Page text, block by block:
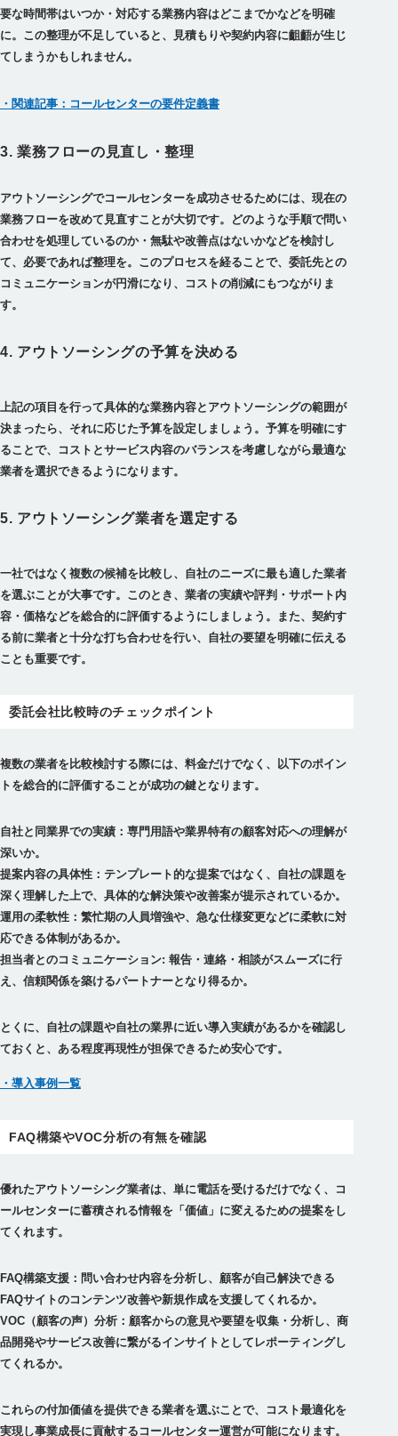
要な時間帯はいつか・対応する業務内容はどこまでかなどを明確
に。この整理が不足していると、見積もりや契約内容に齟齬が生じ
てしまうかもしれません。
・関連記事：コールセンターの要件定義書
3. 業務フローの見直し・整理
アウトソーシングでコールセンターを成功させるためには、現在の
業務フローを改めて見直すことが大切です。どのような手順で問い
合わせを処理しているのか・無駄や改善点はないかなどを検討し
て、必要であれば整理を。このプロセスを経ることで、委託先との
コミュニケーションが円滑になり、コストの削減にもつながりま
す。
4. アウトソーシングの予算を決める
上記の項目を行って具体的な業務内容とアウトソーシングの範囲が
決まったら、それに応じた予算を設定しましょう。予算を明確にす
ることで、コストとサービス内容のバランスを考慮しながら最適な
業者を選択できるようになります。
5. アウトソーシング業者を選定する
一社ではなく複数の候補を比較し、自社のニーズに最も適した業者
を選ぶことが大事です。このとき、業者の実績や評判・サポート内
容・価格などを総合的に評価するようにしましょう。また、契約す
る前に業者と十分な打ち合わせを行い、自社の要望を明確に伝える
ことも重要です。
委託会社比較時のチェックポイント
複数の業者を比較検討する際には、料金だけでなく、以下のポイン
トを総合的に評価することが成功の鍵となります。
自社と同業界での実績：専門用語や業界特有の顧客対応への理解が
深いか。
提案内容の具体性：テンプレート的な提案ではなく、自社の課題を
深く理解した上で、具体的な解決策や改善案が提示されているか。
運用の柔軟性：繁忙期の人員増強や、急な仕様変更などに柔軟に対
応できる体制があるか。
担当者とのコミュニケーション: 報告・連絡・相談がスムーズに行
え、信頼関係を築けるパートナーとなり得るか。
とくに、自社の課題や自社の業界に近い導入実績があるかを確認し
ておくと、ある程度再現性が担保できるため安心です。
・導入事例一覧
FAQ構築やVOC分析の有無を確認
優れたアウトソーシング業者は、単に電話を受けるだけでなく、コ
ールセンターに蓄積される情報を「価値」に変えるための提案をし
てくれます。
FAQ構築支援：問い合わせ内容を分析し、顧客が自己解決できる
FAQサイトのコンテンツ改善や新規作成を支援してくれるか。
VOC（顧客の声）分析：顧客からの意見や要望を収集・分析し、商
品開発やサービス改善に繋がるインサイトとしてレポーティングし
てくれるか。
これらの付加価値を提供できる業者を選ぶことで、コスト最適化を
実現し事業成長に貢献するコールセンター運営が可能になります。